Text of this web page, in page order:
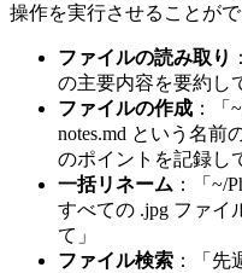
操作を実行させることがで
ファイルの読み取り
の主要内容を要約し
ファイルの作成 ：「
notes.md という名前
のポイントを記録し
一括リネーム ：「~/
すべての .jpg ファイ
て」
ファイル検索 ：「先